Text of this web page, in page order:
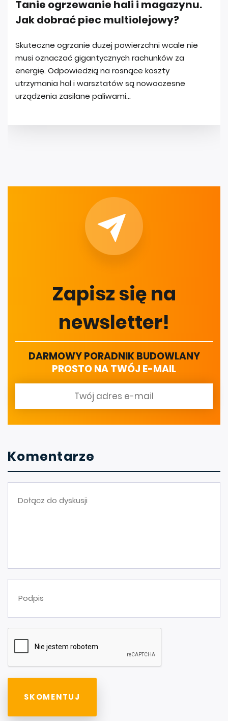
Zapisz się na
newsletter!
DARMOWY PORADNIK BUDOWLANY
PROSTO NA TWÓJ E-MAIL
Komentarze